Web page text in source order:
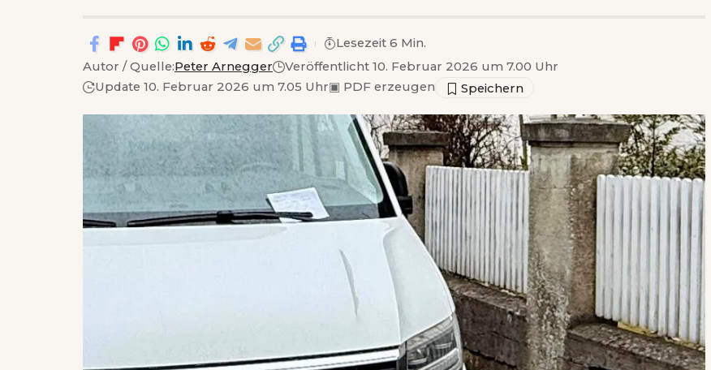
Autor / Quelle:Peter Arnegger
Veröffentlicht 10. Februar 2026 um 7.00 Uhr
Update 10. Februar 2026 um 7.05 Uhr▣ PDF erzeugen
Lesezeit 6 Min.